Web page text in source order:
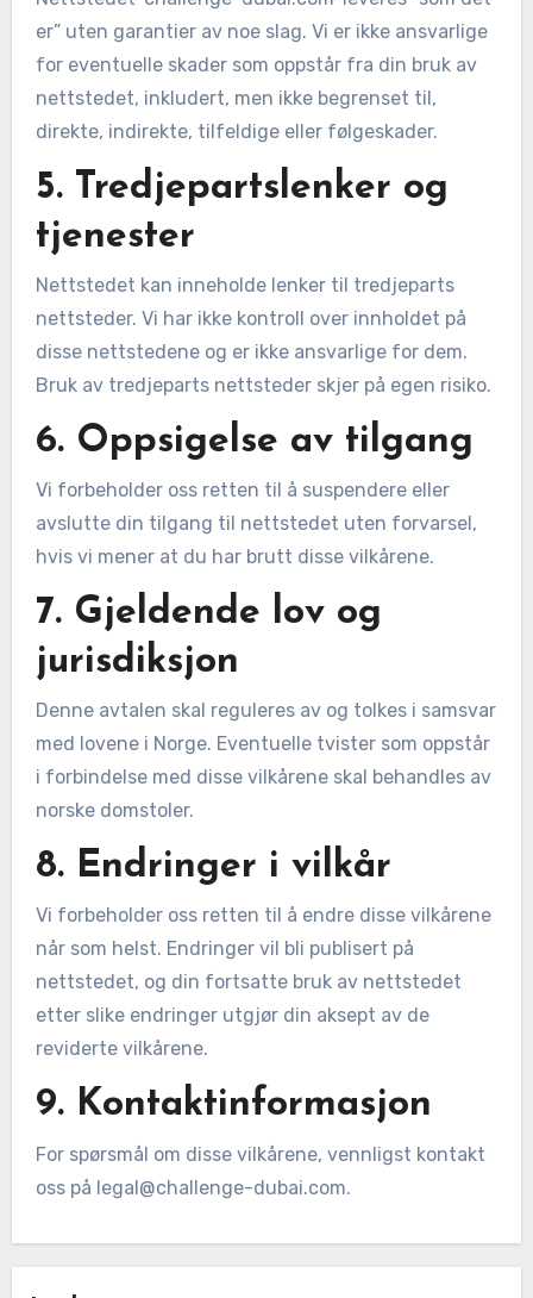
er” uten garantier av noe slag. Vi er ikke ansvarlige
for eventuelle skader som oppstår fra din bruk av
nettstedet, inkludert, men ikke begrenset til,
direkte, indirekte, tilfeldige eller følgeskader.
5. Tredjepartslenker og
tjenester
Nettstedet kan inneholde lenker til tredjeparts
nettsteder. Vi har ikke kontroll over innholdet på
disse nettstedene og er ikke ansvarlige for dem.
Bruk av tredjeparts nettsteder skjer på egen risiko.
6. Oppsigelse av tilgang
Vi forbeholder oss retten til å suspendere eller
avslutte din tilgang til nettstedet uten forvarsel,
hvis vi mener at du har brutt disse vilkårene.
7. Gjeldende lov og
jurisdiksjon
Denne avtalen skal reguleres av og tolkes i samsvar
med lovene i Norge. Eventuelle tvister som oppstår
i forbindelse med disse vilkårene skal behandles av
norske domstoler.
8. Endringer i vilkår
Vi forbeholder oss retten til å endre disse vilkårene
når som helst. Endringer vil bli publisert på
nettstedet, og din fortsatte bruk av nettstedet
etter slike endringer utgjør din aksept av de
reviderte vilkårene.
9. Kontaktinformasjon
For spørsmål om disse vilkårene, vennligst kontakt
oss på legal@challenge-dubai.com.